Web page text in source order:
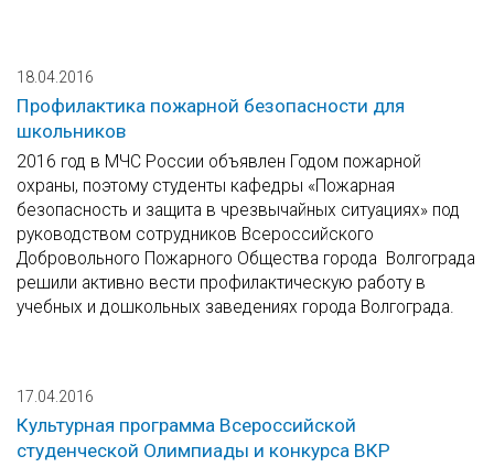
18.04.2016
Профилактика пожарной безопасности для
школьников
2016 год в МЧС России объявлен Годом пожарной
охраны, поэтому студенты кафедры «Пожарная
безопасность и защита в чрезвычайных ситуациях» под
руководством сотрудников Всероссийского
Добровольного Пожарного Общества города Волгограда
решили активно вести профилактическую работу в
учебных и дошкольных заведениях города Волгограда.
17.04.2016
Культурная программа Всероссийской
студенческой Олимпиады и конкурса ВКР